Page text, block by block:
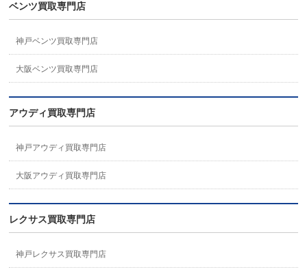
ベンツ買取専門店
神戸ベンツ買取専門店
大阪ベンツ買取専門店
アウディ買取専門店
神戸アウディ買取専門店
大阪アウディ買取専門店
レクサス買取専門店
神戸レクサス買取専門店